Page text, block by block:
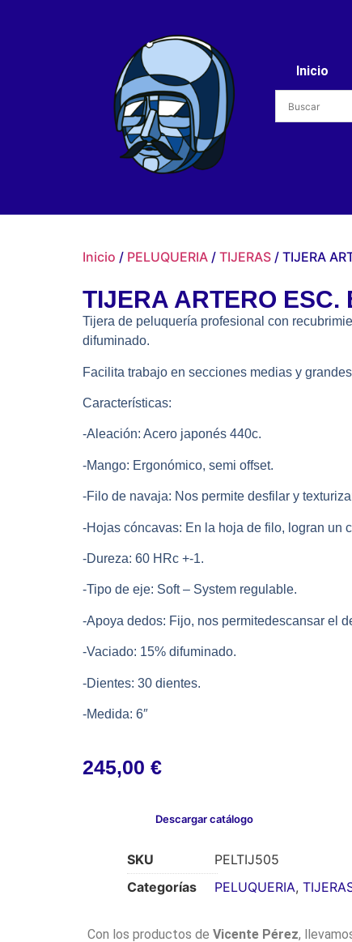
Inicio
Inicio / PELUQUERIA / TIJERAS / TIJERA
TIJERA ARTERO ESC.
Tijera de peluquería profesional con
difuminado.
Facilita trabajo en secciones medias y
Características:
-Aleación: Acero japonés 440c.
-Mango: Ergonómico, semi offset.
-Filo de navaja: Nos permite desfilar y
-Hojas cóncavas: En la hoja de filo, logran un
-Dureza: 60 HRc +-1.
-Tipo de eje: Soft – System regulable.
-Apoya dedos: Fijo, nos permitedescansar el
-Vaciado: 15% difuminado.
-Dientes: 30 dientes.
-Medida: 6″
245,00 €
Descargar catálogo
SKU
PELTIJ505
Categorías
PELUQUERIA,
Con los productos de Vicente Pérez,